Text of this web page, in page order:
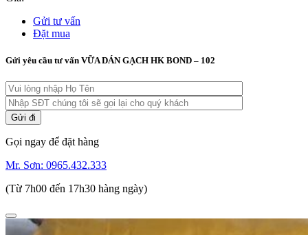
Gửi tư vấn
Đặt mua
Gửi yêu cầu tư vấn VỮA DÁN GẠCH HK BOND – 102
Gọi ngay để đặt hàng
Mr. Sơn: 0965.432.333
(Từ 7h00 đến 17h30 hàng ngày)